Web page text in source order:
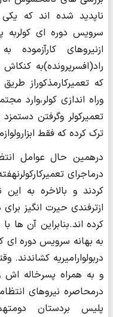
ناپدید شده اند که یکی
سرویس دوره ای کولربه
ازنیروهای
راد(افسرپرونده)به
که تعمیرکارمذکوراز
وراه اندازی کولر،وارد
تعمیرکولر وگرفتن
ترک کرده که فقط
​​​​​​​درهمین حال عوامل
درماجرای
کردند و بالاخره به
ازترفندی حیرت انگیز
کرده اند.بنابراین آن
به بهانه سرویس دوره ای
دربولوارامیریه
و به همراه پسرخاله
درمحاصره نیروهای